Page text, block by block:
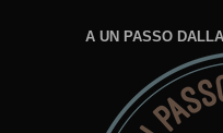
A UN PASSO